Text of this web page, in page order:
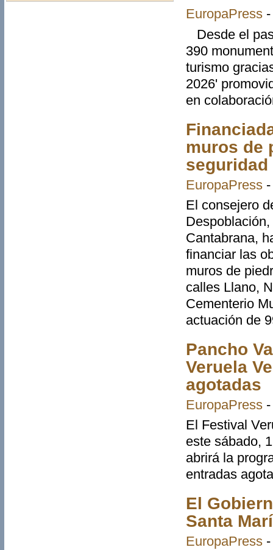
EuropaPress
Desde el
390
turismo
2026'
en
muros de
EuropaPress
El consejero
Cantabrana,
financiar las
muros de
calles Llano,
Cementerio
actuación de
Pancho
Veruela
agotadas
EuropaPress
El Festival
este sábado,
abrirá la
entradas
El
Santa
EuropaPress